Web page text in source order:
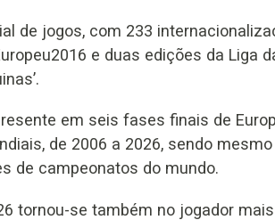
de jogos, com 233
e duas edições da Liga
em seis fases finais de
de 2006 a 2026, sendo
de campeonatos do mundo.
tornou-se também no jogador